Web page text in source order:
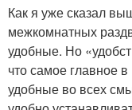
Как я уже сказал
межкомнатных
удобные. Но
что самое главное
удобные во всех